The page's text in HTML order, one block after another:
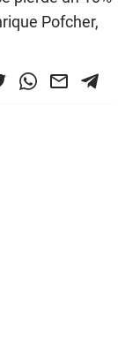
Pofcher,